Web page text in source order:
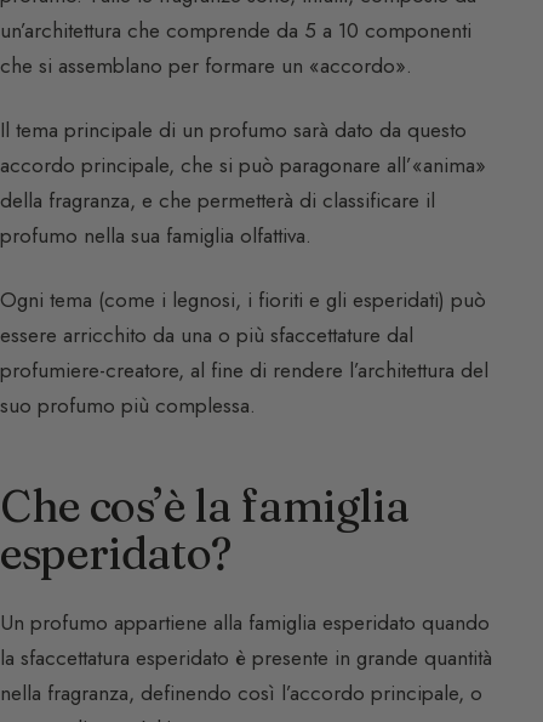
un’architettura che comprende da 5 a 10 componenti
che si assemblano per formare un «accordo».
Il tema principale di un profumo sarà dato da questo
accordo principale, che si può paragonare all’«anima»
della fragranza, e che permetterà di classificare il
profumo nella sua famiglia olfattiva.
Ogni tema (come i legnosi, i fioriti e gli esperidati) può
essere arricchito da una o più sfaccettature dal
profumiere-creatore, al fine di rendere l’architettura del
suo profumo più complessa.
Che cos’è la famiglia
esperidato?
Un profumo appartiene alla famiglia esperidato quando
la sfaccettatura esperidato è presente in grande quantità
nella fragranza, definendo così l’accordo principale, o